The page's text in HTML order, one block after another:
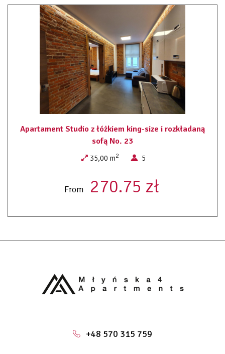
prysznic
suszarka do włosów
łazienka
wanna lub prysznic
papier toaletowy
aneks kuchenny
lodówka
kuchenka mikrofalowa
czajnik elektryczny
przybory kuchenne
płyta kuchenna
pościel
dojście na wyższe piętra tylko schodami
sauna ( dodatkowo płatna)
system bezkluczowy - 24 H
Apartament Studio z łóżkiem king-size i rozkładaną
sofą No. 23
35,00 m2 5
From 270.75 zł
+48 570 315 759